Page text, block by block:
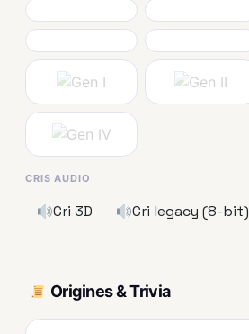
CRIS AUDIO
Cri 3D Cri legacy (8-bit)
Origines & Trivia